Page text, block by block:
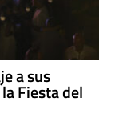
a sus
Fiesta del